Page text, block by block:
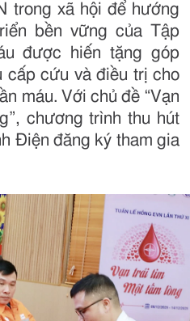
trong xã hội để hướng
bền vững của Tập
được hiến tặng góp
cấp cứu và điều trị cho
máu. Với chủ đề “Vạn
chương trình thu hút
Điện đăng ký tham gia